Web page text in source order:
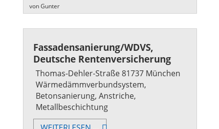
/
BETONSANIERUNG
von Gunter
Fassadensanierung/WDVS,
Deutsche Rentenversicherung
Thomas-Dehler-Straße 81737 München
Wärmedämmverbundsystem,
Betonsanierung, Anstriche,
Metallbeschichtung